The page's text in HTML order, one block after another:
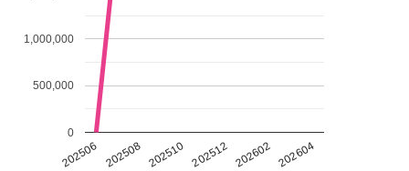
202506 202508 202510 202512 202602 202604
0
500,000
1,000,000